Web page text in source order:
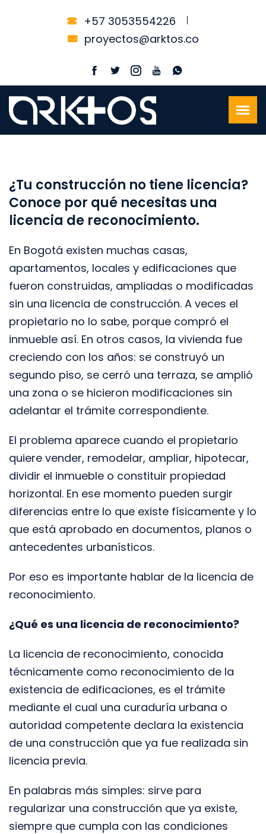
+57 3053554226
proyectos@arktos.co
¿Tu construcción no tiene licencia?
Conoce por qué necesitas una
licencia de reconocimiento.
En Bogotá existen muchas casas,
apartamentos, locales y edificaciones que
fueron construidas, ampliadas o modificadas
sin una licencia de construcción. A veces el
propietario no lo sabe, porque compró el
inmueble así. En otros casos, la vivienda fue
creciendo con los años: se construyó un
segundo piso, se cerró una terraza, se amplió
una zona o se hicieron modificaciones sin
adelantar el trámite correspondiente.
El problema aparece cuando el propietario
quiere vender, remodelar, ampliar, hipotecar,
dividir el inmueble o constituir propiedad
horizontal. En ese momento pueden surgir
diferencias entre lo que existe físicamente y lo
que está aprobado en documentos, planos o
antecedentes urbanísticos.
Por eso es importante hablar de la licencia de
reconocimiento.
¿Qué es una licencia de reconocimiento?
La licencia de reconocimiento, conocida
técnicamente como reconocimiento de la
existencia de edificaciones, es el trámite
mediante el cual una curaduría urbana o
autoridad competente declara la existencia
de una construcción que ya fue realizada sin
licencia previa.
En palabras más simples: sirve para
regularizar una construcción que ya existe,
siempre que cumpla con las condiciones